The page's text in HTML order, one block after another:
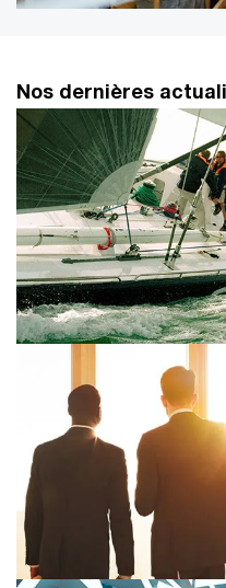
Nos dernières
Priorités 2023 des
Situation géopolitique
de l’énergie… Comment
l’incertitude&nbsp;?